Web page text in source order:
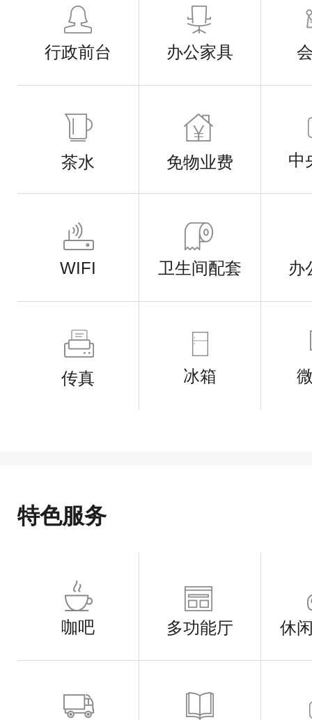
行政前台 办公家具
茶水 免物业费 中
WIFI 卫生间配套 办
传真 冰箱
特色服务
咖吧 多功能厅 休